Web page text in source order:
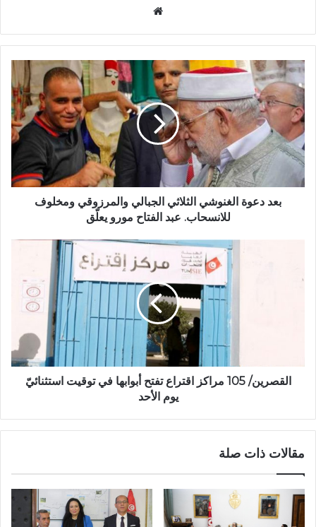
بعد دعوة الغنوشي الثلاثي الجبالي والمرزوقي ومخلوف
للانسحاب. عبد الفتاح مورو يعلّق
القصرين/ 105 مراكز اقتراع تفتح أبوابها في توقيت استثنائيّ
يوم الأحد
مقالات ذات صلة